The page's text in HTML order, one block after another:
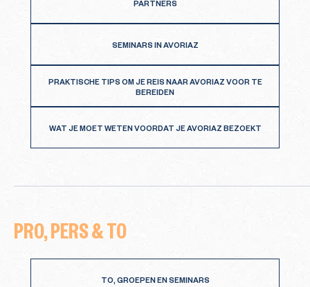
PRO, PERS & TO
TO, GROEPEN EN SEMINARS
PARTNERS
SEMINARS IN AVORIAZ
PRAKTISCHE TIPS OM JE REIS NAAR AVORIAZ VOOR TE
BEREIDEN
WAT JE MOET WETEN VOORDAT JE AVORIAZ BEZOEKT